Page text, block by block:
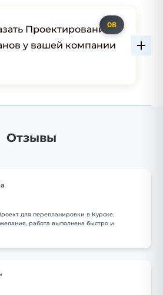
Проектирование
у вашей компании
Отзывы
для перепланировки в Курске.
работа выполнена быстро и